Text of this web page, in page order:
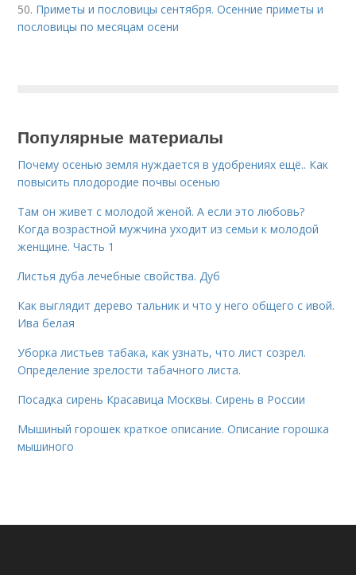
50. Приметы и пословицы сентября. Осенние приметы и
пословицы по месяцам осени
Популярные материалы
Почему осенью земля нуждается в удобрениях ещё.. Как
повысить плодородие почвы осенью
Там он живет с молодой женой. А если это любовь?
Когда возрастной мужчина уходит из семьи к молодой
женщине. Часть 1
Листья дуба лечебные свойства. Дуб
Как выглядит дерево тальник и что у него общего с ивой.
Ива белая
Уборка листьев табака, как узнать, что лист созрел.
Определение зрелости табачного листа.
Посадка сирень Красавица Москвы. Сирень в России
Мышиный горошек краткое описание. Описание горошка
мышиного